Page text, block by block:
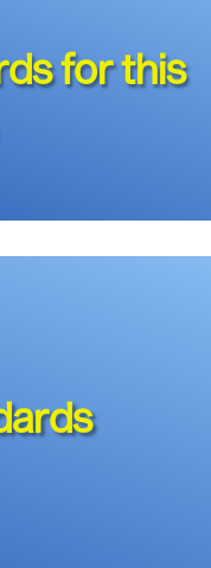
for this